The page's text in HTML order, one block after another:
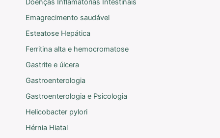
Doenças Inflamatórias Intestinais
Emagrecimento saudável
Esteatose Hepática
Ferritina alta e hemocromatose
Gastrite e úlcera
Gastroenterologia
Gastroenterologia e Psicologia
Helicobacter pylori
Hérnia Hiatal